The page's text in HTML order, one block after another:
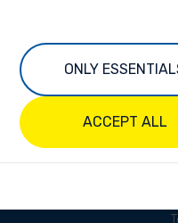
ONLY
ACCEPT ALL